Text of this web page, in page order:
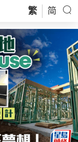
繁 简